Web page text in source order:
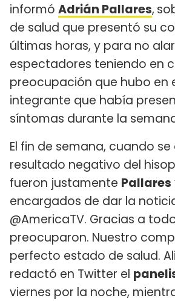
informó Adrián Pallares,
de salud que presentó su
últimas horas, y para no
espectadores teniendo en
preocupación que hubo en
integrante que había
síntomas durante la
El fin de semana, cuando
resultado negativo del
fueron justamente Pallares
encargados de dar la
@AmericaTV. Gracias a
preocuparon. Nuestro
perfecto estado de salud.
redactó en Twitter el
viernes por la noche,